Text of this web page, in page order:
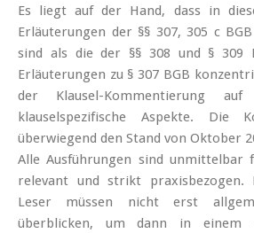
Es liegt auf der Hand, dass in
Erläuterungen der §§ 307, 305 c
sind als die der §§ 308 und § 309
Erläuterungen zu § 307 BGB
der Klausel-Kommentierung
klauselspezifische Aspekte. Die
überwiegend den Stand von Oktober
Alle Ausführungen sind unmittelbar
relevant und strikt praxisbezogen.
Leser müssen nicht erst
überblicken, um dann in einem